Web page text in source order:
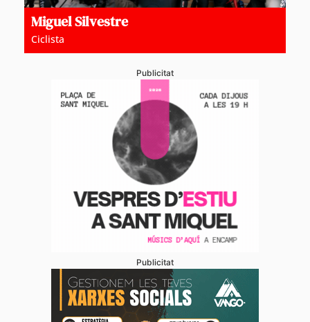
Miguel Silvestre
Ciclista
Publicitat
Publicitat